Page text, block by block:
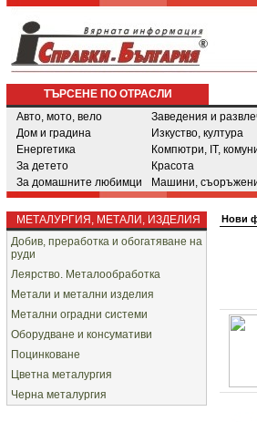
ТЪРСЕНЕ ПО ОТРАСЛИ
Авто, мото, вело
Дом и градина
Енергетика
За детето
За домашните любимци
Заведения и
Изкуство, култура
Компютри, IT,
Красота
Машини,
МЕТАЛУРГИЯ, МЕТАЛИ, ИЗДЕЛИЯ
Добив, преработка и обогатяване на
руди
Леярство. Металообработка
Метали и метални изделия
Метални оградни системи
Оборудване и консумативи
Поцинковане
Цветна металургия
Черна металургия
Нови